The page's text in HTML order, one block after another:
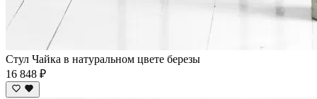
Стул Чайка в натуральном цвете березы
16 848 ₽